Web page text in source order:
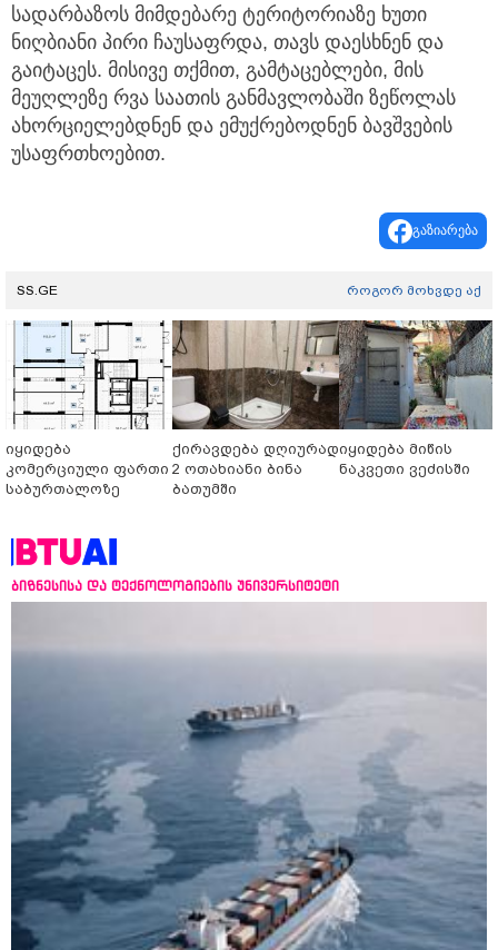
სადარბაზოს მიმდებარე ტერიტორიაზე ხუთი
ნიღბიანი პირი ჩაუსაფრდა, თავს დაესხნენ და
გაიტაცეს. მისივე თქმით, გამტაცებლები, მის
მეუღლეზე რვა საათის განმავლობაში ზეწოლას
ახორციელებდნენ და ემუქრებოდნენ ბავშვების
უსაფრთხოებით.
გაზიარება
SS.GE როგორ მოხვდე აქ
იყიდება
კომერციული ფართი
საბურთალოზე
ქირავდება დღიურად
2 ოთახიანი ბინა
ბათუმში
იყიდება მიწის
ნაკვეთი ვეძისში
ბიზნესისა და ტექნოლოგიების უნივერსიტეტი